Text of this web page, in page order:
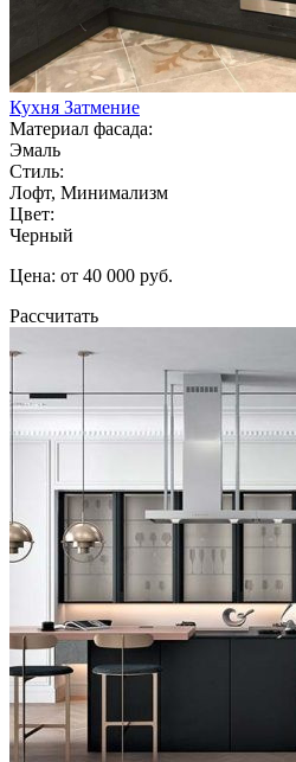
Кухня Затмение
Материал фасада:
Эмаль
Стиль:
Лофт, Минимализм
Цвет:
Черный
Цена: от 40 000 руб.
Рассчитать